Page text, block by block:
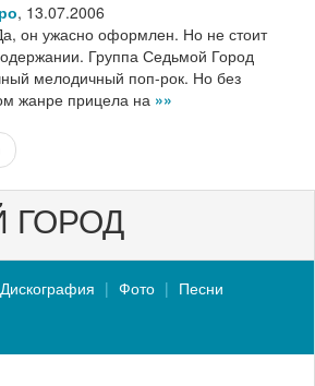
, 13.07.2006
он ужасно оформлен. Но не стоит
Группа Седьмой Город
мелодичный поп-рок. Но без
жанре прицела на »»
ГОРОД
Дискография Фото
Песни